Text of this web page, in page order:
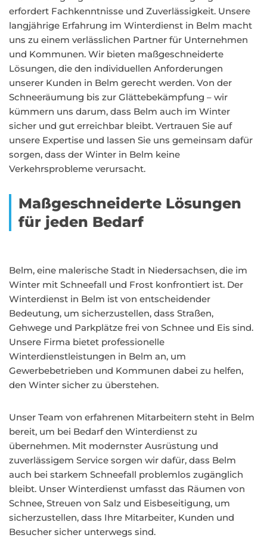
erfordert Fachkenntnisse und Zuverlässigkeit. Unsere
langjährige Erfahrung im Winterdienst in Belm macht
uns zu einem verlässlichen Partner für Unternehmen
und Kommunen. Wir bieten maßgeschneiderte
Lösungen, die den individuellen Anforderungen
unserer Kunden in Belm gerecht werden. Von der
Schneeräumung bis zur Glättebekämpfung – wir
kümmern uns darum, dass Belm auch im Winter
sicher und gut erreichbar bleibt. Vertrauen Sie auf
unsere Expertise und lassen Sie uns gemeinsam dafür
sorgen, dass der Winter in Belm keine
Verkehrsprobleme verursacht.
Maßgeschneiderte Lösungen
für jeden Bedarf
Belm, eine malerische Stadt in Niedersachsen, die im
Winter mit Schneefall und Frost konfrontiert ist. Der
Winterdienst in Belm ist von entscheidender
Bedeutung, um sicherzustellen, dass Straßen,
Gehwege und Parkplätze frei von Schnee und Eis sind.
Unsere Firma bietet professionelle
Winterdienstleistungen in Belm an, um
Gewerbebetrieben und Kommunen dabei zu helfen,
den Winter sicher zu überstehen.
Unser Team von erfahrenen Mitarbeitern steht in Belm
bereit, um bei Bedarf den Winterdienst zu
übernehmen. Mit modernster Ausrüstung und
zuverlässigem Service sorgen wir dafür, dass Belm
auch bei starkem Schneefall problemlos zugänglich
bleibt. Unser Winterdienst umfasst das Räumen von
Schnee, Streuen von Salz und Eisbeseitigung, um
sicherzustellen, dass Ihre Mitarbeiter, Kunden und
Besucher sicher unterwegs sind.